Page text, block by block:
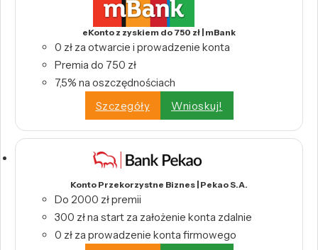
eKonto z zyskiem do 750 zł | mBank
0 zł za otwarcie i prowadzenie konta
Premia do 750 zł
7,5% na oszczędnościach
Szczegóły
Wnioskuj!
Konto Przekorzystne Biznes | Pekao S.A.
Do 2000 zł premii
300 zł na start za założenie konta zdalnie
0 zł za prowadzenie konta firmowego